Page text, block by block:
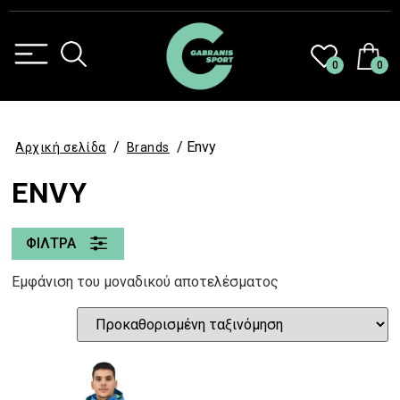
0 0
Αρχική σελίδα / Brands / Envy
ENVY
ΦΙΛΤΡΑ
Εμφάνιση του μοναδικού αποτελέσματος